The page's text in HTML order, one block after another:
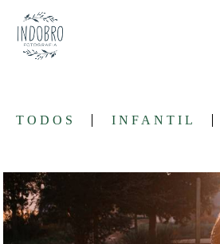
TODOS INFANTIL